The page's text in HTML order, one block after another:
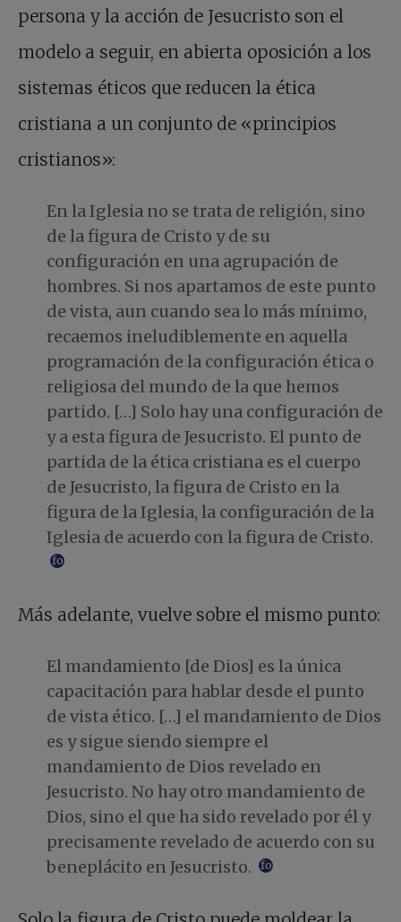
persona y la acción de Jesucristo son el
modelo a seguir, en abierta oposición a los
sistemas éticos que reducen la ética
cristiana a un conjunto de «principios
cristianos»:
En la Iglesia no se trata de religión, sino
de la figura de Cristo y de su
configuración en una agrupación de
hombres. Si nos apartamos de este punto
de vista, aun cuando sea lo más mínimo,
recaemos ineludiblemente en aquella
programación de la configuración ética o
religiosa del mundo de la que hemos
partido. […] Solo hay una configuración de
y a esta figura de Jesucristo. El punto de
partida de la ética cristiana es el cuerpo
de Jesucristo, la figura de Cristo en la
figura de la Iglesia, la configuración de la
Iglesia de acuerdo con la figura de Cristo.
footnote
Más adelante, vuelve sobre el mismo punto:
El mandamiento [de Dios] es la única
capacitación para hablar desde el punto
de vista ético. […] el mandamiento de Dios
es y sigue siendo siempre el
mandamiento de Dios revelado en
Jesucristo. No hay otro mandamiento de
Dios, sino el que ha sido revelado por él y
precisamente revelado de acuerdo con su
beneplácito en Jesucristo.
footnote